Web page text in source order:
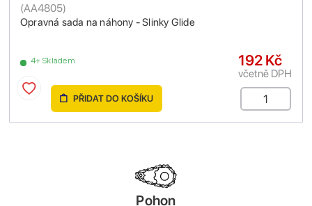
Opravná sada na náhony - Slinky Glide
(AA4805)
4+ Skladem 192 Kč
včetně DPH
PŘIDAT DO KOŠÍKU
Pohon